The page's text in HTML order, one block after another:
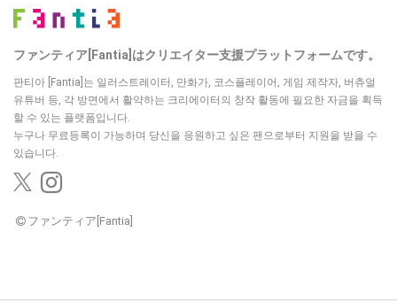
ファンティア[Fantia]はクリエイター支援プラットフォームです。
판티아 [Fantia]는 일러스트레이터, 만화가, 코스플레이어, 게임 제작자, 버츄얼
유튜버 등, 각 방면에서 활약하는 크리에이터의 창작 활동에 필요한 자금을 획득
할 수 있는 플랫폼입니다.
누구나 무료등록이 가능하며 당신을 응원하고 싶은 팬으로부터 지원을 받을 수
있습니다.
ファンティア[Fantia]